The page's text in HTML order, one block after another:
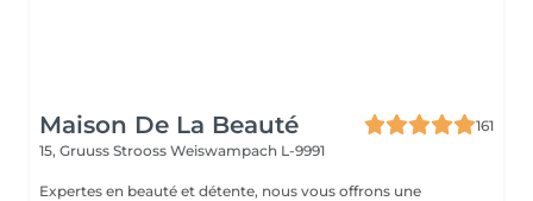
Maison De La Beauté
161
15, Gruuss Strooss Weiswampach L-9991
Expertes en beauté et détente, nous vous offrons une